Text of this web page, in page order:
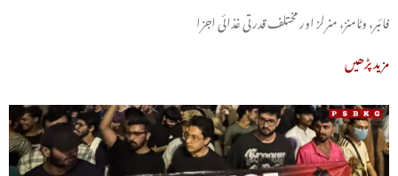
فائبر، وٹامنز، منرلز اور مختلف قدرتی غذائی اجزا
مزید پڑھیں